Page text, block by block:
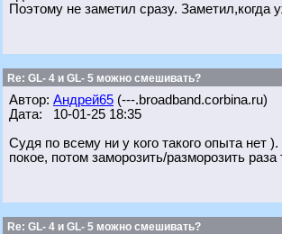
Поэтому не заметил сразу.
Re: GL- 4 и GL- 5 можно смешивать?
Автор: Андрей65 (---.broadband.corbina.ru)
Дата: 10-01-25 18:35
Судя по всему ни у кого такого опыта нет
покое, потом заморозить/разморозить
Re: GL- 4 и GL- 5 можно смешивать?